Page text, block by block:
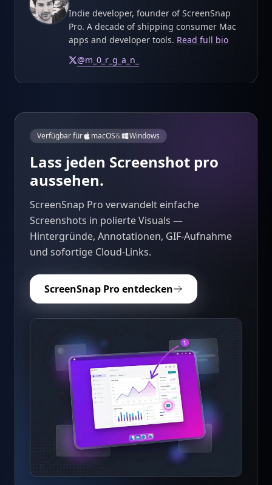
Indie developer, founder of ScreenSnap
Pro. A decade of shipping consumer Mac
apps and developer tools. Read full bio
@m_0_r_g_a_n_
Verfügbar für macOS& Windows
Lass jeden Screenshot pro
aussehen.
ScreenSnap Pro verwandelt einfache
Screenshots in polierte Visuals —
Hintergründe, Annotationen, GIF-Aufnahme
und sofortige Cloud-Links.
ScreenSnap Pro entdecken